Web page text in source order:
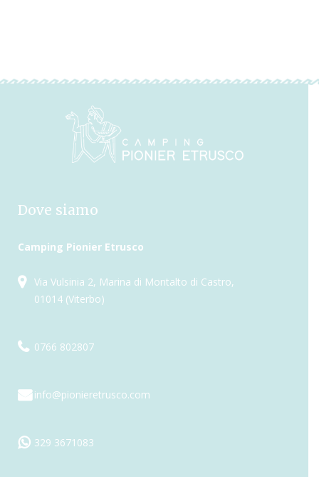
Dove siamo
Camping Pionier Etrusco
Via Vulsinia 2, Marina di Montalto di Castro,
01014 (Viterbo)
0766 802807
info@pionieretrusco.com
329 3671083